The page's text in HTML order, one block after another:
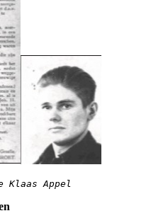
Klaas Appel